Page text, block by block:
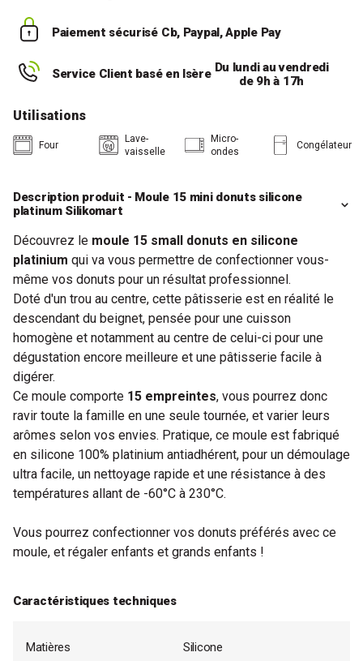
Paiement sécurisé Cb, Paypal, Apple Pay
Service Client basé en Isère Du lundi au vendredi
de 9h à 17h
Utilisations
Four
Lave-
vaisselle
Micro-
ondes
Congélateur
Description produit - Moule 15 mini donuts silicone
platinum Silikomart
Découvrez le moule 15 small donuts en silicone
platinium qui va vous permettre de confectionner vous-
même vos donuts pour un résultat professionnel.
Doté d'un trou au centre, cette pâtisserie est en réalité le
descendant du beignet, pensée pour une cuisson
homogène et notamment au centre de celui-ci pour une
dégustation encore meilleure et une pâtisserie facile à
digérer.
Ce moule comporte 15 empreintes, vous pourrez donc
ravir toute la famille en une seule tournée, et varier leurs
arômes selon vos envies. Pratique, ce moule est fabriqué
en silicone 100% platinium antiadhérent, pour un démoulage
ultra facile, un nettoyage rapide et une résistance à des
températures allant de -60°C à 230°C.
Vous pourrez confectionner vos donuts préférés avec ce
moule, et régaler enfants et grands enfants !
Caractéristiques techniques
Matières Silicone